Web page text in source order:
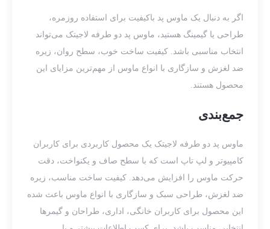
اگر به دنبال یک ماوس پد باکیفیت برای استفاده روزمره،
طراحی یا گیمینگ هستید، ماوس پد دو طرفه لاجیتک می‌تواند
انتخاب مناسبی باشد. کیفیت ساخت خوب، سطح روان، زیره
ضد لغزش و سازگاری با انواع ماوس از مهم‌ترین مزایای این
محصول هستند.
جمع‌بندی
ماوس پد دو طرفه لاجیتک یک محصول کاربردی برای کاربران
کامپیوتر و لپ تاپ است که با سطح صاف و یکنواخت، دقت
حرکت ماوس را افزایش می‌دهد. کیفیت ساخت مناسب، زیره
ضد لغزش، طراحی سبک و سازگاری با انواع ماوس باعث شده
این محصول برای کاربران خانگی، اداری، طراحان و گیمرها